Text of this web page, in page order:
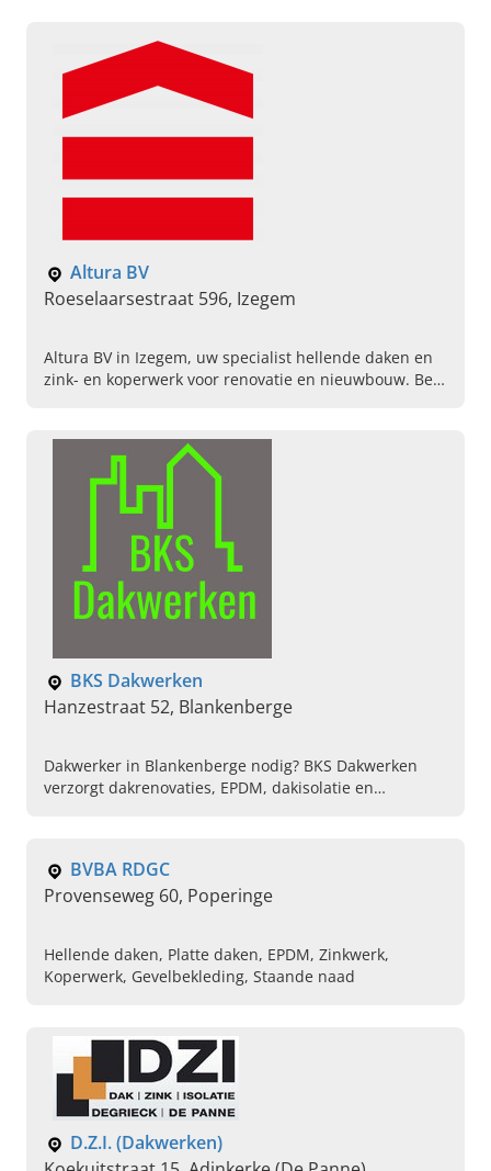
Altura BV
Roeselaarsestraat 596, Izegem
Altura BV in Izegem, uw specialist hellende daken en
zink- en koperwerk voor renovatie en nieuwbouw. Bel
BKS Dakwerken
Hanzestraat 52, Blankenberge
Dakwerker in Blankenberge nodig? BKS Dakwerken
verzorgt dakrenovaties, EPDM, dakisolatie en
BVBA RDGC
Provenseweg 60, Poperinge
Hellende daken, Platte daken, EPDM, Zinkwerk,
Koperwerk, Gevelbekleding, Staande naad
D.Z.I. (Dakwerken)